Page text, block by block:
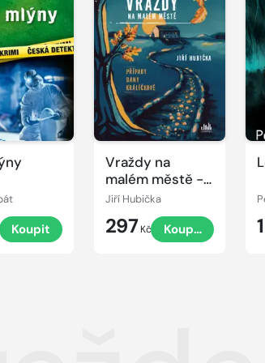
Koupit
Vraždy na
malém městě -
Případy Dany
Králíčkové
Jiří Hubička
297 Kč Koupit